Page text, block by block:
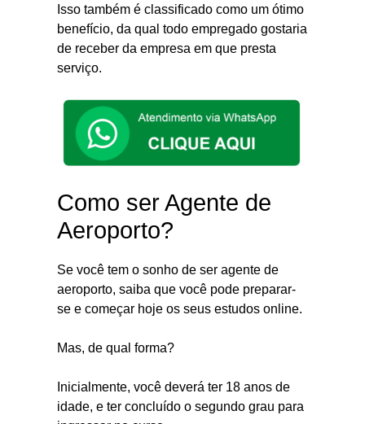
Isso também é classificado como um ótimo
benefício, da qual todo empregado gostaria
de receber da empresa em que presta
serviço.
Como ser Agente de
Aeroporto?
Se você tem o sonho de ser agente de
aeroporto, saiba que você pode preparar-
se e começar hoje os seus estudos online.
Mas, de qual forma?
Inicialmente, você deverá ter 18 anos de
idade, e ter concluído o segundo grau para